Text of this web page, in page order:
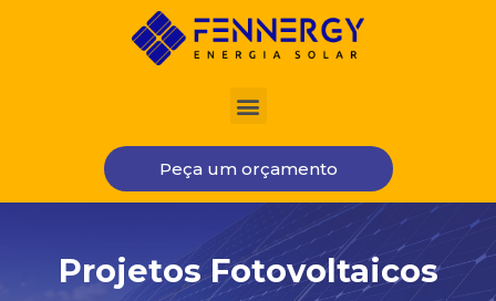
Peça um orçamento
Projetos Fotovoltaicos